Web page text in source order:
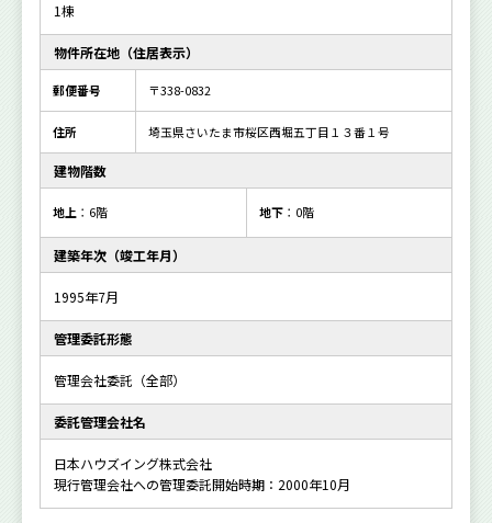
1棟
物件所在地（住居表示）
郵便番号 〒338-0832
住所 埼玉県さいたま市桜区西堀五丁目１３番１号
建物階数
地上 ：6階 地下：0階
建築年次（竣工年月）
1995年7月
管理委託形態
管理会社委託（全部）
委託管理会社名
日本ハウズイング株式会社
現行管理会社への管理委託開始時期：2000年10月